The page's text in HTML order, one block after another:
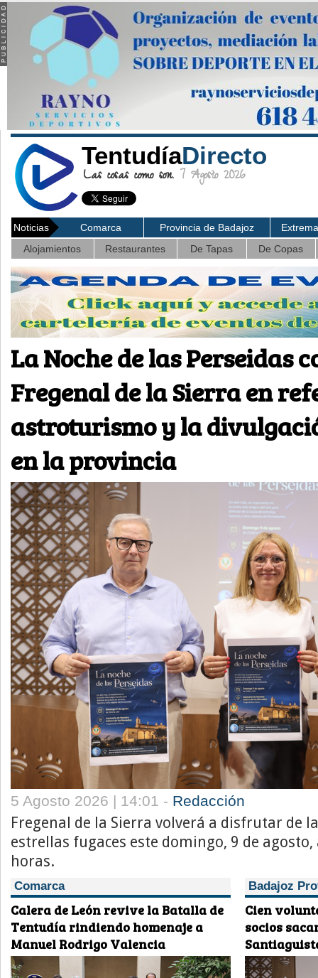
TentudíaDirecto
Las cosas como son. 7 Agosto 2026
Noticias Comarca Provincia de Badajoz
Alojamientos
Restaurantes De Tapas De Copas
La Noche de las Perseidas
Fregenal de la Sierra en
astroturismo y la
en la provincia
5 Agosto 2026 | 14:01 - Redacción
Fregenal de la Sierra volverá a disfrutar de
estrellas fugaces este domingo, 9 de
horas.
Comarca
Calera de León revive la Batalla de
Tentudía rindiendo homenaje a
Manuel Rodrigo Valencia
Badajoz
Cien
socios